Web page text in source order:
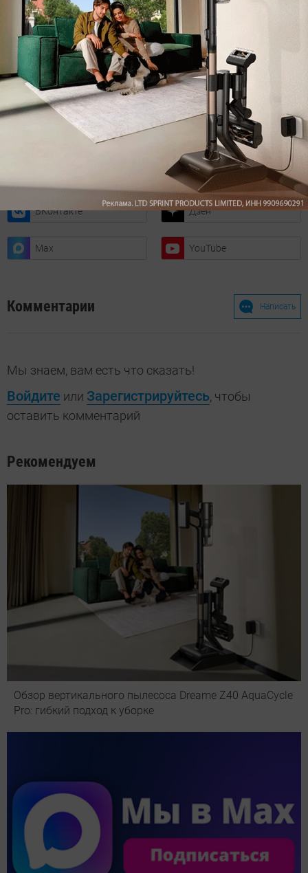
Подписаться
Нажимая кнопку подписаться, вы соглашаетесь
с
Правилами рассылок иПолитикой конфиденциальности
Читайте нас в соц. сетях
Одноклассники
ВКонтакте Дзен
Max YouTube
Комментарии Написать
Мы знаем, вам есть что сказать!
Войдите или Зарегистрируйтесь, чтобы
оставить комментарий
Рекомендуем
Обзор вертикального пылесоса Dreame Z40 AquaCycle
Pro: гибкий подход к уборке